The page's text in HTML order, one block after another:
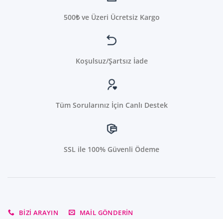
500₺ ve Üzeri Ücretsiz Kargo
Koşulsuz/Şartsız İade
Tüm Sorularınız İçin Canlı Destek
SSL ile 100% Güvenli Ödeme
BIZI ARAYIN MAIL GÖNDERIN